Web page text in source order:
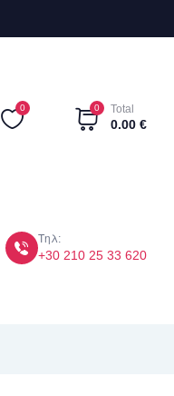
0 0 Total
0.00 €
Τηλ:
+30 210 25 33 620